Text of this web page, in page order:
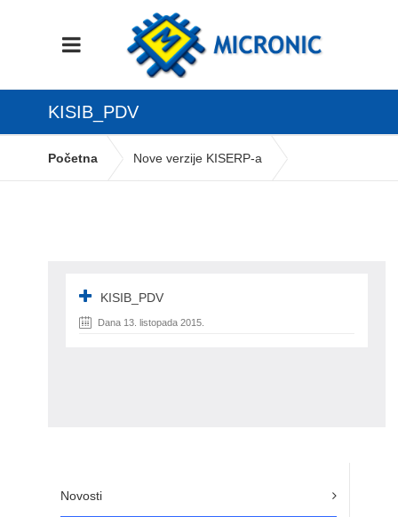
KISIB_PDV
Početna Nove verzije KISERP-a
Novosti
KISIB_PDV
Dana 13. listopada 2015.